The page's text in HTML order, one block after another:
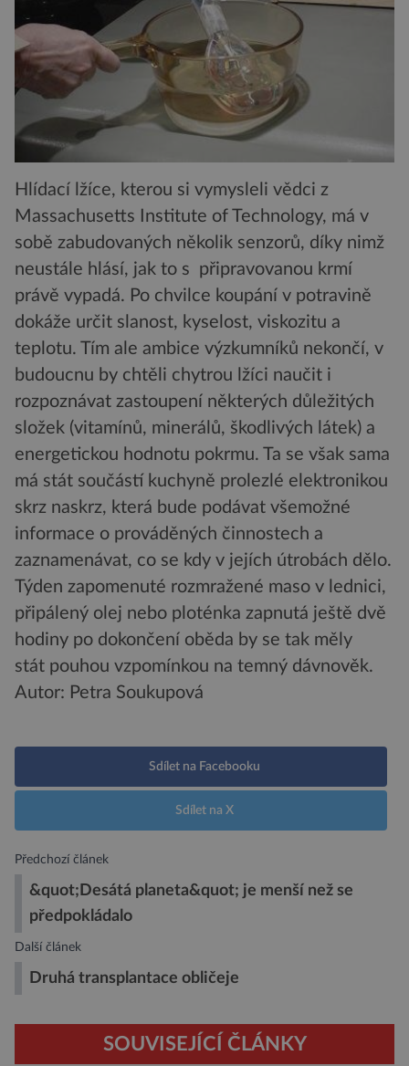
Hlídací lžíce, kterou si vymysleli vědci z
Massachusetts Institute of Technology, má v
sobě zabudovaných několik senzorů, díky nimž
neustále hlásí, jak to s připravovanou krmí
právě vypadá. Po chvilce koupání v potravině
dokáže určit slanost, kyselost, viskozitu a
teplotu. Tím ale ambice výzkumníků nekončí, v
budoucnu by chtěli chytrou lžíci naučit i
rozpoznávat zastoupení některých důležitých
složek (vitamínů, minerálů, škodlivých látek) a
energetickou hodnotu pokrmu. Ta se však sama
má stát součástí kuchyně prolezlé elektronikou
skrz naskrz, která bude podávat všemožné
informace o prováděných činnostech a
zaznamenávat, co se kdy v jejích útrobách dělo.
Týden zapomenuté rozmražené maso v lednici,
připálený olej nebo ploténka zapnutá ještě dvě
hodiny po dokončení oběda by se tak měly
stát pouhou vzpomínkou na temný dávnověk.
Autor: Petra Soukupová
Sdílet na Facebooku
Sdílet na X
Předchozí článek
&quot;Desátá planeta&quot; je menší než se
předpokládalo
Další článek
Druhá transplantace obličeje
SOUVISEJÍCÍ ČLÁNKY